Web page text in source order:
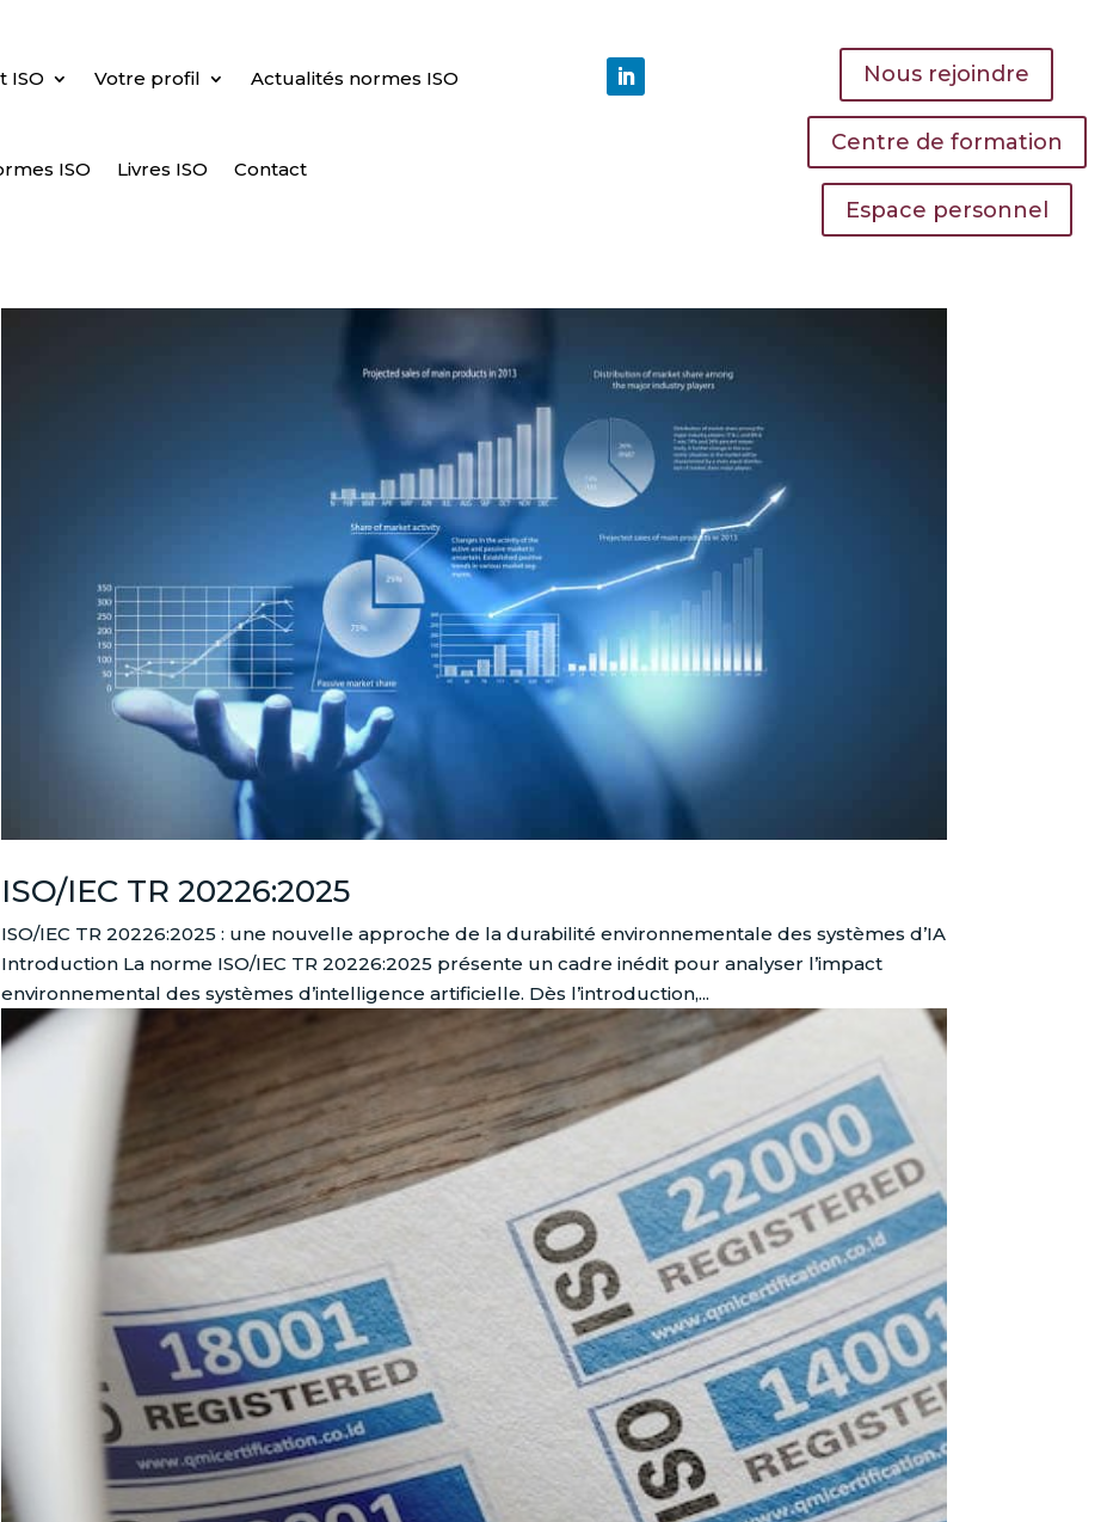
ISO Votre profil Actualités normes ISO
ISO Livres ISO Contact
Nous rejoindre
Centre de formation
Espace personnel
ISO/IEC TR 20226:2025
ISO/IEC TR 20226:2025 : une nouvelle approche de la durabilité environnementale des systèmes d’IA
Introduction La norme ISO/IEC TR 20226:2025 présente un cadre inédit pour analyser l’impact
environnemental des systèmes d’intelligence artificielle. Dès l’introduction,...